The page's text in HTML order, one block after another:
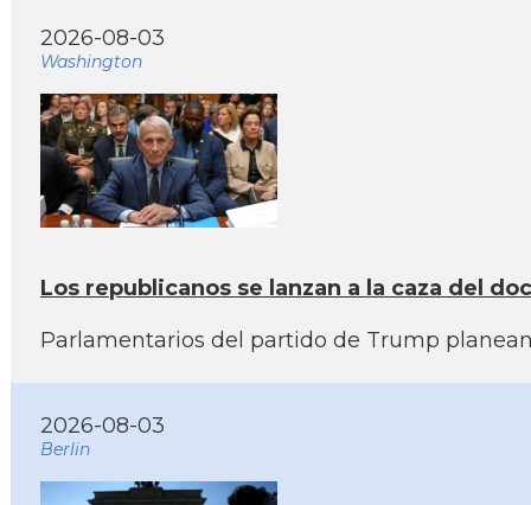
2026-08-03
Washington
Los republicanos se lanzan a la caza del
Parlamentarios del partido de Trump
2026-08-03
Berlin